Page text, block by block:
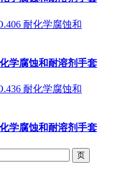
学腐蚀和耐溶剂手套
学腐蚀和耐溶剂手套